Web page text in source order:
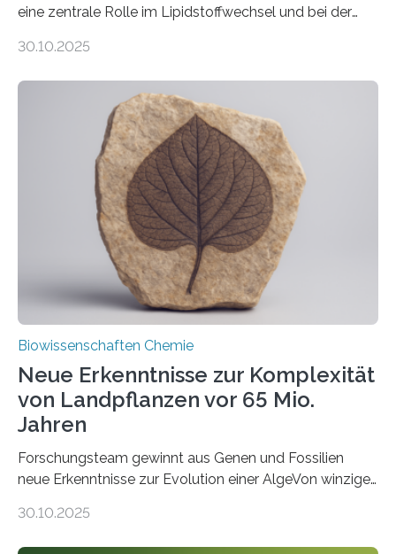
eine zentrale Rolle im Lipidstoffwechsel und bei der
erfüllen können, müssen zahlreiche Enzyme präzise in
der Ruhr-Universität Bochum um Prof. Dr. Ralf Erdmann
und Dr. Ismaila Francis Yusuf hat nun einen bislang
unbekannten Qualitätskontrollmechanismus des
peroxisomalen Proteintransports in der Bäckerhefe
Saccharomyces cerevisiae entdeckt, der für die
Funktionsfähigkeit der Organellen entscheidend ist. Die
Studie wurde am 28. Oktober 2025 in der
Fachzeitschrift…
30.10.2025
Biowissenschaften Chemie
Neue Erkenntnisse zur Komplexität
von Landpflanzen vor 65 Mio.
Jahren
Forschungsteam gewinnt aus Genen und Fossilien
neue Erkenntnisse zur Evolution einer AlgeVon winzigen
Landpflanzen zählen zu den komplexesten
30.10.2025